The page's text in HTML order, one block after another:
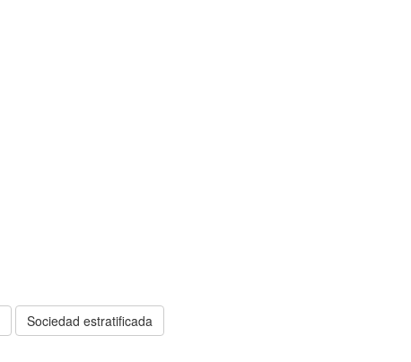
Sociedad estratificada